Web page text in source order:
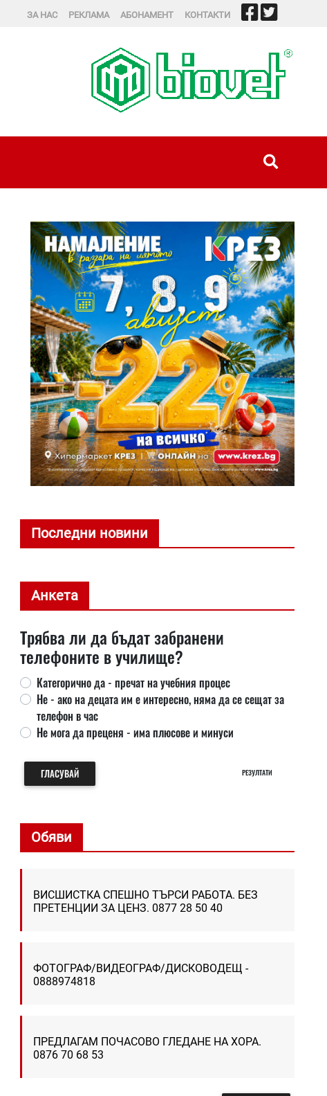
ЗА НАС РЕКЛАМА АБОНАМЕНТ КОНТАКТИ
Последни новини
Анкета
Трябва ли да бъдат забранени
телефоните в училище?
Категорично да - пречат на учебния процес
Не - ако на децата им е интересно, няма да се сещат за
телефон в час
Не мога да преценя - има плюсове и минуси
ГЛАСУВАЙ РЕЗУЛТАТИ
Обяви
ВИСШИСТКА СПЕШНО ТЪРСИ РАБОТА. БЕЗ
ПРЕТЕНЦИИ ЗА ЦЕНЗ. 0877 28 50 40
ФОТОГРАФ/ВИДЕОГРАФ/ДИСКОВОДЕЩ -
0888974818
ПРЕДЛАГАМ ПОЧАСОВО ГЛЕДАНЕ НА ХОРА.
0876 70 68 53